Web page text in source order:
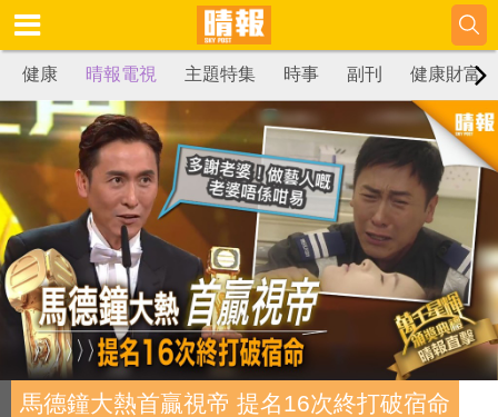
健康 晴報電視 主題特集 時事 副刊 健康財富
馬德鐘大熱首贏視帝 提名16次終打破宿命